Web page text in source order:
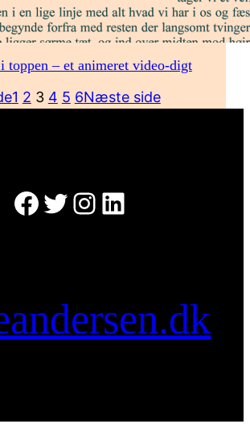
toppen – et animeret video-digt
1 2 3 4 5 6Næste side
Facebook
Twitter
Instagram
LinkedIn